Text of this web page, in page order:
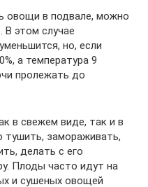
овощи в подвале, можно
В этом случае
но, если
а температура 9
пролежать до
в свежем виде, так и в
замораживать,
делать с его
Плоды часто идут на
и сушеных овощей